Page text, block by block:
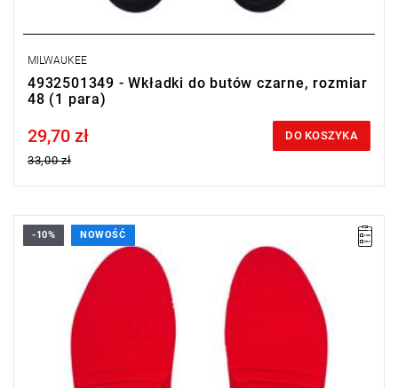
MILWAUKEE
4932501349 - Wkładki do butów czarne, rozmiar
48 (1 para)
Price tax included
29,70 zł
33,00 zł
DO KOSZYKA
-10% NOWOŚĆ